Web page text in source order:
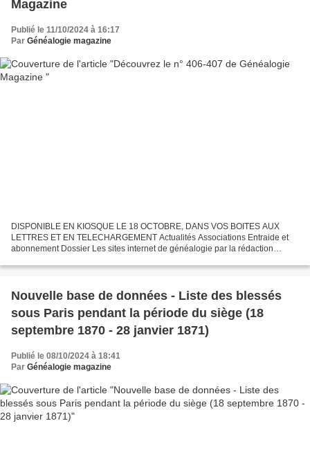
Magazine
Publié le 11/10/2024 à 16:17
Par Généalogie magazine
DISPONIBLE EN KIOSQUE LE 18 OCTOBRE, DANS VOS BOITES AUX
LETTRES ET EN TELECHARGEMENT Actualités Associations Entraide et
abonnement Dossier Les sites internet de généalogie par la rédaction
Personnalités...
Nouvelle base de données - Liste des blessés
sous Paris pendant la période du siège (18
septembre 1870 - 28 janvier 1871)
Publié le 08/10/2024 à 18:41
Par Généalogie magazine